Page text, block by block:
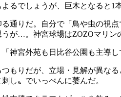
るでしょうが、巨木となると
通りだ。自分で「鳥や虫の視
が…。神宮球場はZOZOマリン
神宮外苑も日比谷公園も主導
もりだが、立場・見解が異な
し〟でいっぺんに萎んだ。